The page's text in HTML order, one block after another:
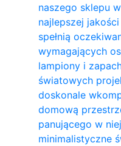
naszego sklepu
najlepszej
spełnią
wymagających
lampiony i
światowych
doskonale
domową
panującego w
minimalistyczne